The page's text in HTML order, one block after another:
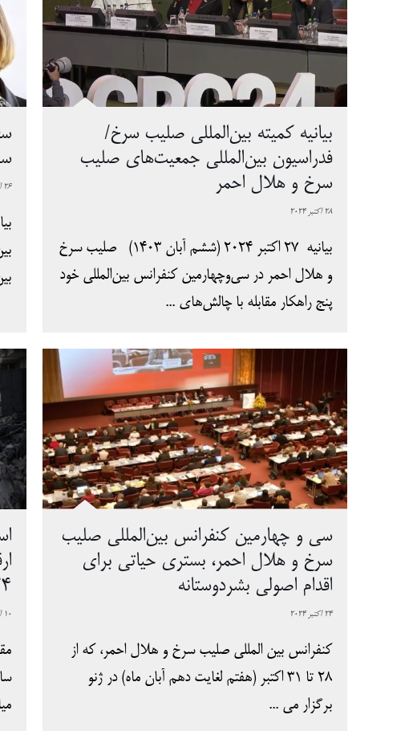
بیانیه کمیته بین‌المللی صلیب سرخ/
فدراسیون بین‌المللی جمعیت‌های صلیب
سرخ و هلال احمر
28 اکتبر 2024
بیانیه 27 اکتبر 2024 (ششم آبان 1403) صلیب سرخ
و هلال احمر در سی‌وچهارمین کنفرانس بین‌المللی خود
پنج راهکار مقابله با چالش‌های ...
26 اکتبر 2024
سی و چهارمین کنفرانس بین‌المللی صلیب
سرخ و هلال احمر، بستری حیاتی برای
اقدام اصولی بشردوستانه
24 اکتبر 2024
کنفرانس بین المللی صلیب سرخ و هلال احمر، که از
28 تا 31 اکتبر (هفتم لغایت دهم آبان ماه) در ژنو
برگزار می ...
10 اکتبر 2024